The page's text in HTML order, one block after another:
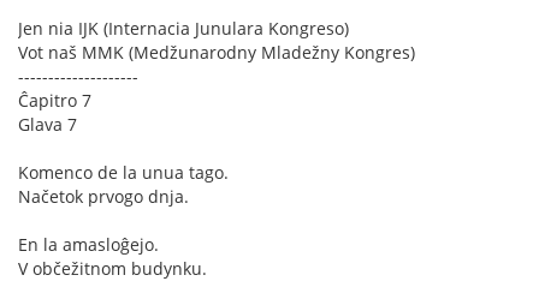
Jen nia IJK (Internacia Junulara Kongreso)
Vot naš MMK (Medžunarodny Mladežny Kongres)
--------------------
Ĉapitro 7
Glava 7
Komenco de la unua tago.
Načetok prvogo dnja.
En la amasloĝejo.
V občežitnom budynku.